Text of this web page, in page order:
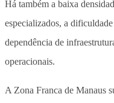
Há também a baixa
especializados, a
dependência de
operacionais.
A Zona Franca de Manaus